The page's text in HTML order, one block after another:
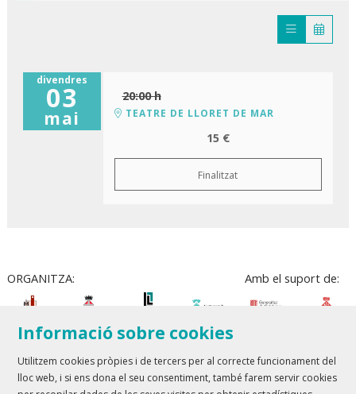
divendres
03
mai
20:00 h
TEATRE DE LLORET DE MAR
15 €
Finalitzat
ORGANITZA: Amb el suport de:
Teatre Lloret de Mar| T 972 361 835
Informació sobre cookies
Utilitzem cookies pròpies i de tercers per al correcte funcionament del
lloc web, i si ens dona el seu consentiment, també farem servir cookies